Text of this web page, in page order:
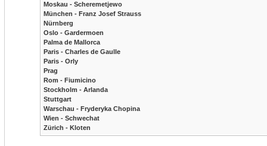
Moskau - Scheremetjewo
München - Franz Josef Strauss
Nürnberg
Oslo - Gardermoen
Palma de Mallorca
Paris - Charles de Gaulle
Paris - Orly
Prag
Rom - Fiumicino
Stockholm - Arlanda
Stuttgart
Warschau - Fryderyka Chopina
Wien - Schwechat
Zürich - Kloten